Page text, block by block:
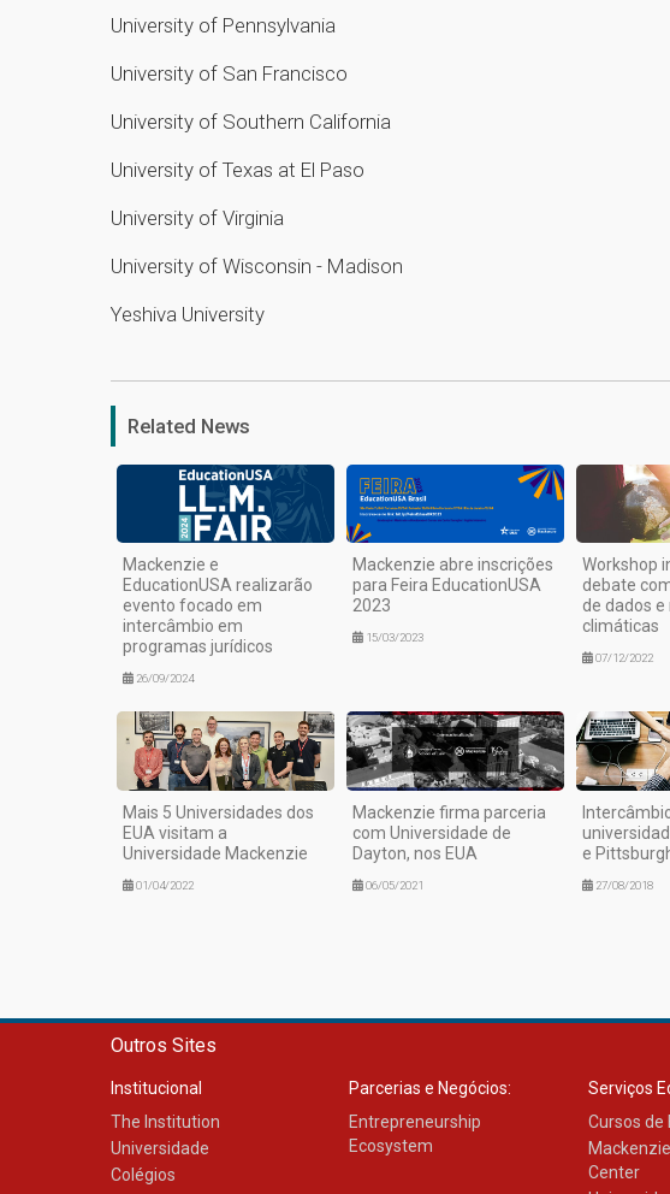
University of Pennsylvania
University of San Francisco
University of Southern California
University of Texas at El Paso
University of Virginia
University of Wisconsin - Madison
Yeshiva University
Related News
Mackenzie e
EducationUSA realizarão
evento focado em
intercâmbio em
programas jurídicos
26/09/2024
Mackenzie abre inscrições
para Feira EducationUSA
2023
15/03/2023
Workshop
debate
de dados
climáticas
07/12/2022
Mais 5 Universidades dos
EUA visitam a
Universidade Mackenzie
01/04/2022
Mackenzie firma parceria
com Universidade de
Dayton, nos EUA
06/05/2021
e
27/08/2018
Outros Sites
Institucional
The Institution
Universidade
Colégios
Parcerias e Negócios:
Entrepreneurship
Ecosystem
Serviços
Cursos de
Center